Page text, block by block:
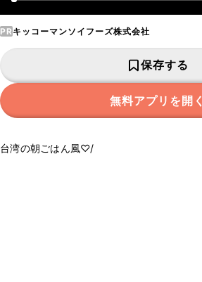
PRキッコーマンソイフーズ株式会社
保存する
無料アプリを開く
台湾の朝ごはん風♡/